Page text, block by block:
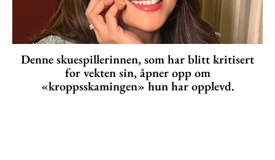
Denne skuespillerinnen, som har blitt kritisert
for vekten sin, åpner opp om
«kroppsskamingen» hun har opplevd.